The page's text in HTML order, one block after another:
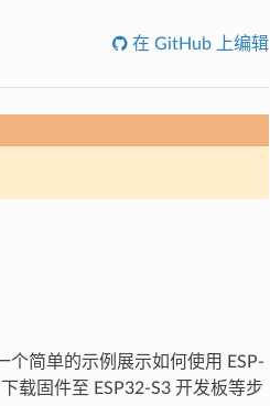
在 GitHub 上编辑
个简单的示例展示如何使用 ESP-
载固件至 ESP32-S3 开发板等步